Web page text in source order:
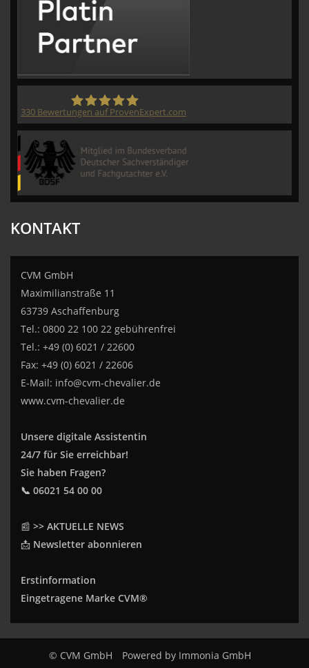
330 Bewertungen auf ProvenExpert.com
KONTAKT
CVM GmbH
Maximilianstraße 11
63739 Aschaffenburg
Tel.: 0800 22 100 22 gebührenfrei
Tel.: +49 (0) 6021 / 22600
Fax: +49 (0) 6021 / 22606
E-Mail: info@cvm-chevalier.de
www.cvm-chevalier.de
Unsere digitale Assistentin
24/7 für Sie erreichbar!
Sie haben Fragen?
📞 06021 54 00 00
📰 >> AKTUELLE NEWS
📩 Newsletter abonnieren
Erstinformation
Eingetragene Marke CVM®
© CVM GmbH Powered by Immonia GmbH